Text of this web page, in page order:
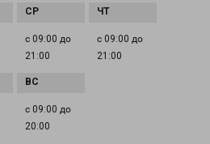
с 09:00 до
21:00
с 09:00 до
21:00
с 09:00 до
20:00